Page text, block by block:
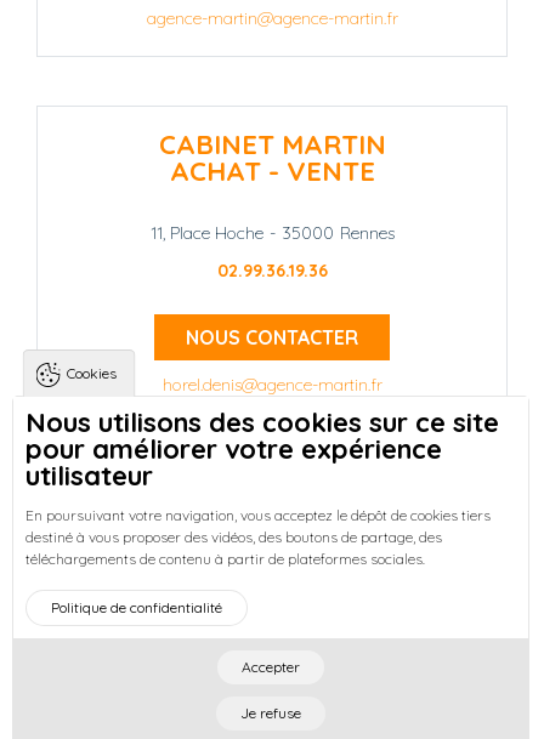
agence-martin@agence-martin.fr
CABINET MARTIN
ACHAT - VENTE
11, Place Hoche - 35000 Rennes
02.99.36.19.36
NOUS CONTACTER
horel.denis@agence-martin.fr
Landing pagesQui sommes-nous ?
-
Réussir votre achat immobilier à Rennes
-
Découvrez nos programmes neufs à Rennes
Entreprises : Bureaux & Commerces
Footer : Menu
Accueil Honoraires
Plan du site
Actualités
Cookies
Nous utilisons des cookies sur ce site
pour améliorer votre expérience
utilisateur
En poursuivant votre navigation, vous acceptez le dépôt de cookies tiers
destiné à vous proposer des vidéos, des boutons de partage, des
téléchargements de contenu à partir de plateformes sociales.
Politique de confidentialité
Accepter
Je refuse